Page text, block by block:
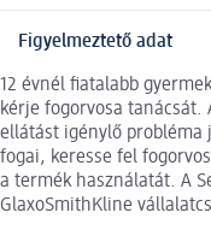
Figyelmeztető adat
12 évnél fiatalabb
kérje fogorvosa tanácsát.
ellátást igénylő probléma
fogai, keresse fel
a termék használatát. A
GlaxoSmithKline